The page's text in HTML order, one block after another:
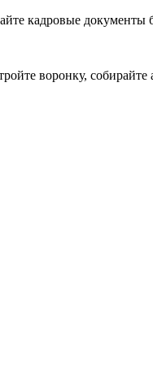
кадровые документы
воронку, собирайте